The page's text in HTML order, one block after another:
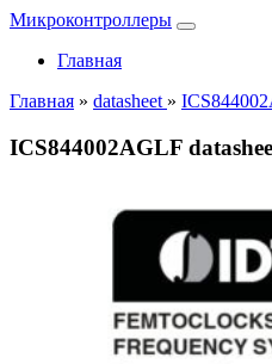
Микроконтроллеры
Главная
Главная » datasheet »
ICS844002AGLF